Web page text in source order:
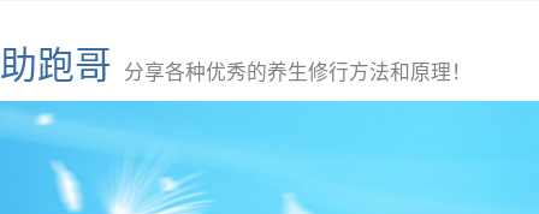
助跑哥 分享各种优秀的养生修行方法和原理！